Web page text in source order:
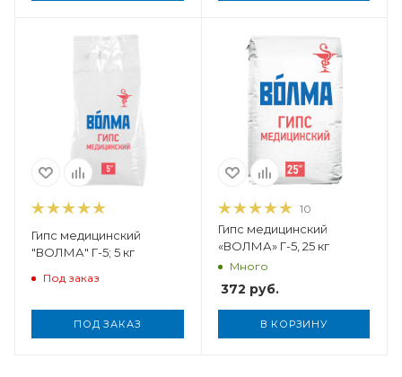
Гипс медицинский
"ВОЛМА" Г-5; 5 кг
Под заказ
ПОД ЗАКАЗ
10
Гипс медицинский
«ВОЛМА» Г-5, 25 кг
Много
372 руб.
В КОРЗИНУ